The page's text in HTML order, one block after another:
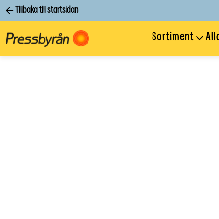
Tillbaka till startsidan
Sortiment